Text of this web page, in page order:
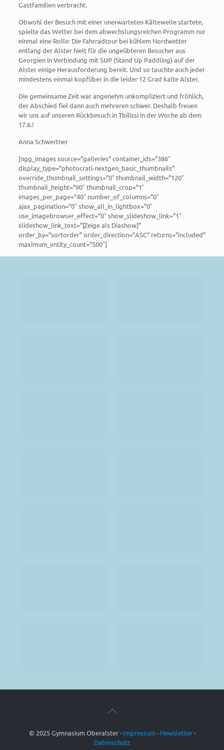
Gastfamilien verbracht.
Obwohl der Besuch mit einer unerwarteten Kältewelle startete,
spielte das Wetter bei dem abwechslungsreichen Programm nur
einmal eine Rolle: Die Fahrradtour bei kühlem Nordwetter
entlang der Alster hielt für die ungeübteren Besucher aus
Georgien in Verbindung mit SUP (Stand Up Paddling) auf der
Alster einige Herausforderung bereit. Und so tauchte auch jeder
mindestens einmal kopfüber in die leider 12 Grad kalte Alster.
Die gemeinsame Zeit war angenehm unkompliziert und fröhlich,
der Abschied fiel dann auch mehreren schwer. Deshalb freuen
wir uns auf unseren Rückbesuch in Tbilissi in der Woche ab dem
17.6.!
Anna Schwertner
[ngg_images source=”galleries” container_ids=”386″
display_type=”photocrati-nextgen_basic_thumbnails”
override_thumbnail_settings=”0″ thumbnail_width=”120″
thumbnail_height=”90″ thumbnail_crop=”1″
images_per_page=”40″ number_of_columns=”0″
ajax_pagination=”0″ show_all_in_lightbox=”0″
use_imagebrowser_effect=”0″ show_slideshow_link=”1″
slideshow_link_text=”[Zeige als Diashow]”
order_by=”sortorder” order_direction=”ASC” returns=”included”
maximum_entity_count=”500″]
© 2025 Gymnasium Oberalster · Impressum· Newsletter·
Datenschutz